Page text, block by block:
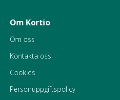
Om Kortio
Om oss
Kontakta oss
Cookies
Personuppgiftspolicy